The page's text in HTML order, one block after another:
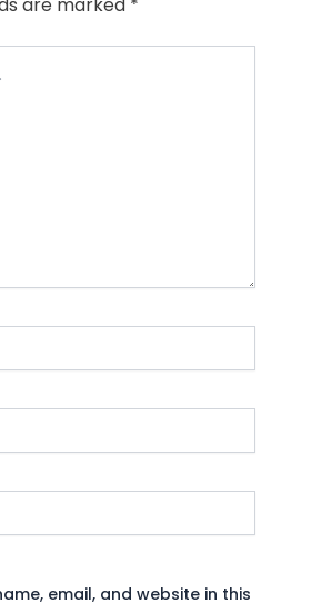
email, and website in this